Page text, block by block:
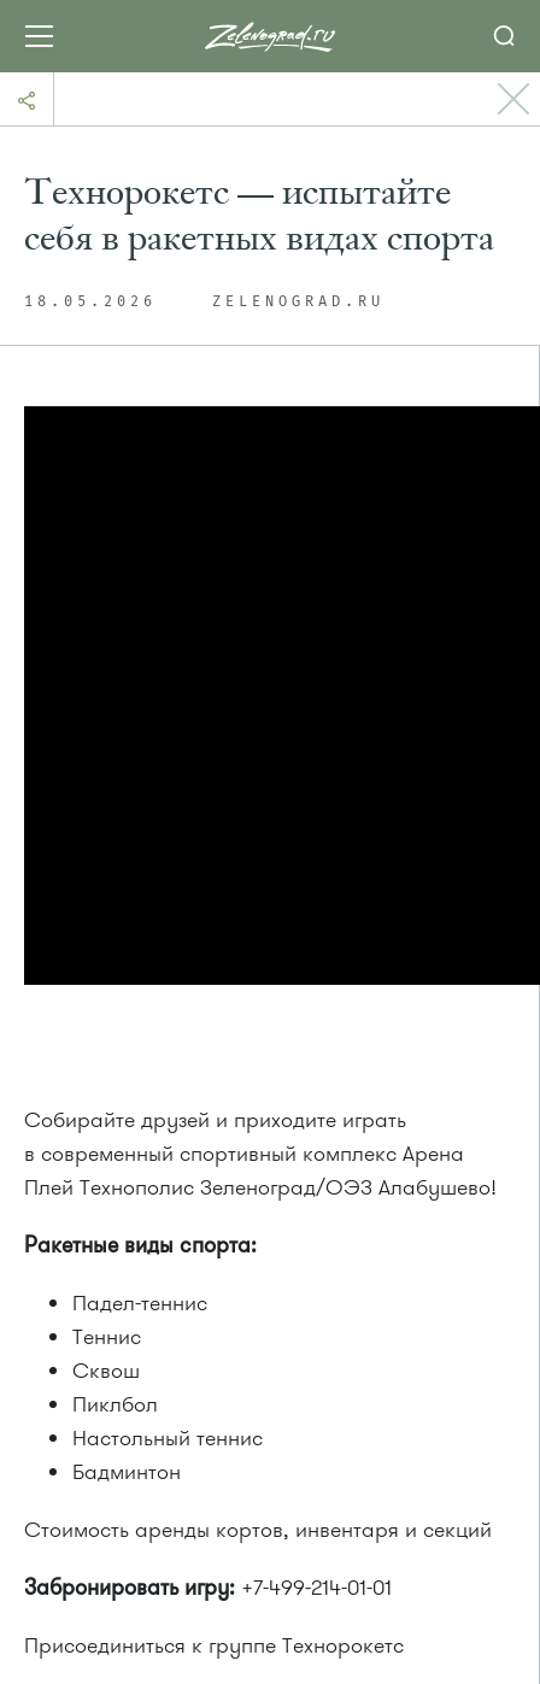
Технорокетс — испытайте
себя в ракетных видах спорта
18.05.2026 ZELENOGRAD.RU
Собирайте друзей и приходите играть
в современный спортивный комплекс Арена
Плей Технополис Зеленоград/ОЭЗ Алабушево!
Ракетные виды спорта:
Падел-теннис
Теннис
Сквош
Пиклбол
Настольный теннис
Бадминтон
Стоимость аренды кортов, инвентаря и секций
Забронировать игру: +7-499-214-01-01
Присоединиться к группе Технорокетс